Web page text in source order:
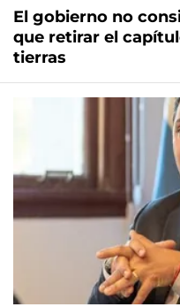
El gobierno no
que retirar el
tierras